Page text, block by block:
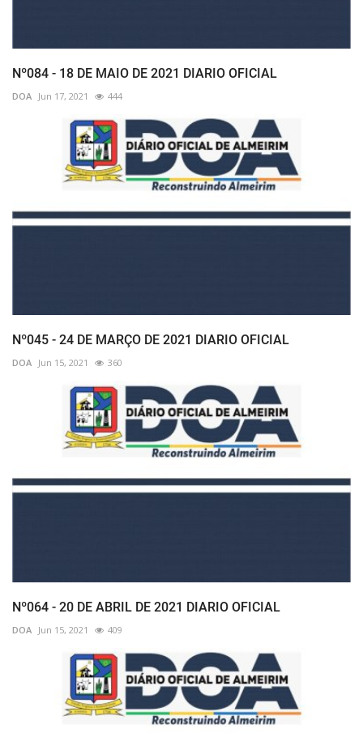
Nº084 - 18 DE MAIO DE 2021 DIARIO OFICIAL
DOA Jun 17, 2021 444
Nº045 - 24 DE MARÇO DE 2021 DIARIO OFICIAL
DOA Jun 15, 2021 360
Nº064 - 20 DE ABRIL DE 2021 DIARIO OFICIAL
DOA Jun 15, 2021 409